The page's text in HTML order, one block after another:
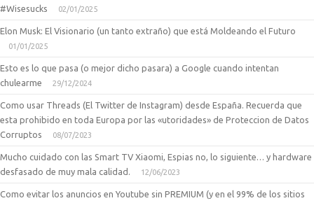
#Wisesucks
02/01/2025
Elon Musk: El Visionario (un tanto extraño) que está Moldeando el Futuro
01/01/2025
Esto es lo que pasa (o mejor dicho pasara) a Google cuando intentan
chulearme
29/12/2024
Como usar Threads (El Twitter de Instagram) desde España. Recuerda que
esta prohibido en toda Europa por las «utoridades» de Proteccion de Datos
Corruptos
08/07/2023
Mucho cuidado con las Smart TV Xiaomi, Espias no, lo siguiente… y hardware
desfasado de muy mala calidad.
12/06/2023
Como evitar los anuncios en Youtube sin PREMIUM (y en el 99% de los sitios